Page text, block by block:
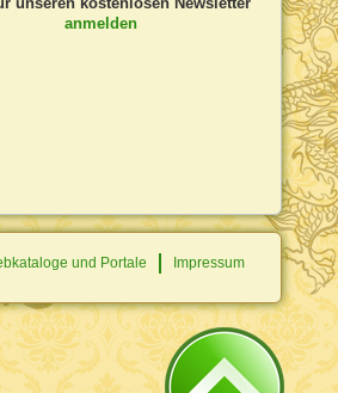
anmelden
Impressum
und Portale